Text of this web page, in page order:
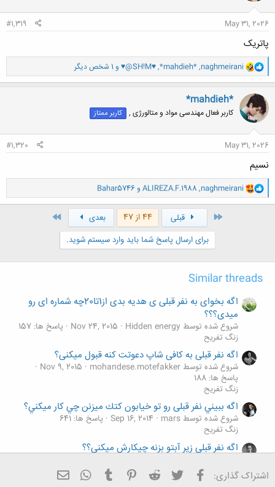
:
May 31, 2026
#1,319
پاتریک
و
ا
ک
ن
ش
ه
:
naghmeirani
,
*mahdieh*
,
♥@SH!M♥ و 1 شخص دیگر
*mahdieh*
کاربر فعال مهندسی مواد و متالورژی , کاربر ممتاز
May 31, 2026
#1,320
نسیم
و
ا
ک
naghmeirani
,
ALIREZA.F.1988 و Bahar5746
اول قبلی 44 از 47 بعدی
برای ارسال پاسخ شما باید وارد سیستم شوید.
Similar threads
اگه بخوای به نفر قبلی ی هدیه بدی از1تا20چه شماره ای رو
میدی؟؟؟
شروع شده توسط Hidden energy Nov 24, 2015
پاسخ ها: 157
زنگ تفريح
اگه نفر قبلی به کافی شاپ دعوتت کنه قبول میکنی؟
شروع شده توسط mohandese.motefakker
Nov 9, 2015
پاسخ ها: 188
زنگ تفريح
اگه ببيني نفر قبلی رو تو خيابون كتك ميزنن چي كار ميكني؟
شروع شده توسط mars Sep 16, 2014 پاسخ ها: 641
زنگ تفريح
اگه نفر قبلی زیر آبتو بزنه چیکارش میکنی؟؟
زنگ تفريح
اشتراک گذاری: فیسبوک تویتر Reddit
Pinterest
Tumblr
WhatsApp